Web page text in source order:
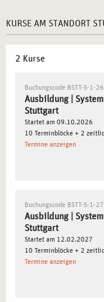
Hoher Bedarf an
Berufen ist der
konstant hoch.
Erreichbarkeit mit
vielseitige
Lebendige
ideale Umgebung,
verbinden.
In Stuttgart
Realitäten auf engem
systemischer
Sie dafür, wie
gesellschaftlich und
KURSE AM STANDORT
2 Kurse
Buchungscode BSTT-S-1-26
Ausbildung |
Stuttgart
Startet am 09.10.2026
10 Terminblöcke + 2
Termine anzeigen
Buchungscode BSTT-S-1-27
Ausbildung |
Stuttgart
Startet am 12.02.2027
10 Terminblöcke + 2
Termine anzeigen